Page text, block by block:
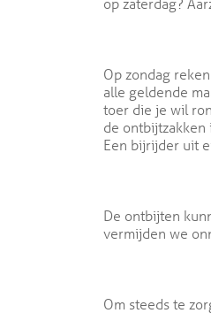
Op zondag
alle geldende
toer die je wil
de ontbijtzakken
Een bijrijder uit
De ontbijten
vermijden we
Om steeds te